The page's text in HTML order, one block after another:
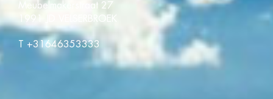
Meubelmakerstraat 27
1991 JD VELSERBROEK
T +31646353333